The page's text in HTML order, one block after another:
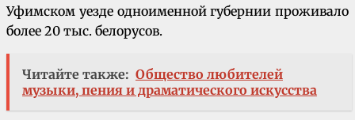
Уфимском уезде одноименной губернии проживало
более 20 тыс. белорусов.
Читайте также: Общество любителей
музыки, пения и драматического искусства